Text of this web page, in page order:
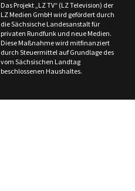
Das Projekt „LZ TV“ (LZ Television) der
LZ Medien GmbH wird gefördert durch
die Sächsische Landesanstalt für
privaten Rundfunk und neue Medien.
Diese Maßnahme wird mitfinanziert
durch Steuermittel auf Grundlage des
vom Sächsischen Landtag
beschlossenen Haushaltes.